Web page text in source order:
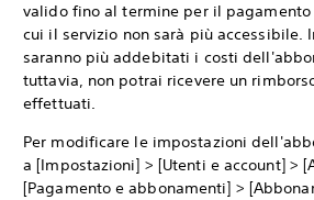
valido fino al termine per il pagamento
cui il servizio non sarà più accessibile.
saranno più addebitati i costi
tuttavia, non potrai ricevere un
effettuati.
Per modificare le impostazioni
a [Impostazioni] > [Utenti e account] >
[Pagamento e abbonamenti] >